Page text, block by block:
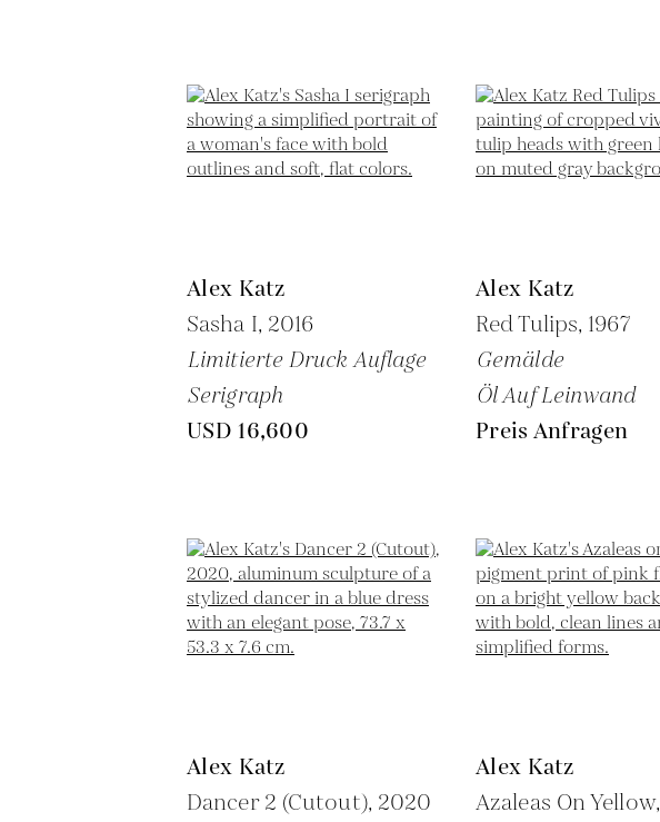
Alex Katz
Sasha I, 2016
Limitierte Druck Auflage
Serigraph
USD 16,600
Alex Katz
Red Tulips, 1967
Gemälde
Öl Auf Leinwand
Preis Anfragen
Alex Katz
Dancer 2 (Cutout), 2020
Alex Katz
Azaleas On Yellow,